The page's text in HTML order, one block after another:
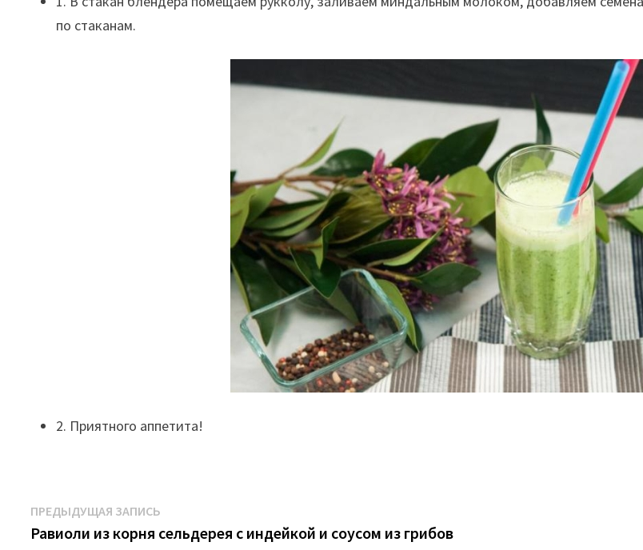
по стаканам.
2. Приятного аппетита!
Навигация
ПРЕДЫДУЩАЯ ЗАПИСЬ
запись:
Равиоли из корня сельдерея с индейкой и соусом из грибов